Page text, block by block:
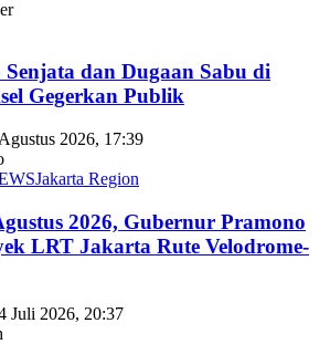
Senjata dan Dugaan Sabu di
Gegerkan Publik
2026, 17:39
Jakarta Region
2026, Gubernur Pramono
LRT Jakarta Rute Velodrome-
Juli 2026, 20:37